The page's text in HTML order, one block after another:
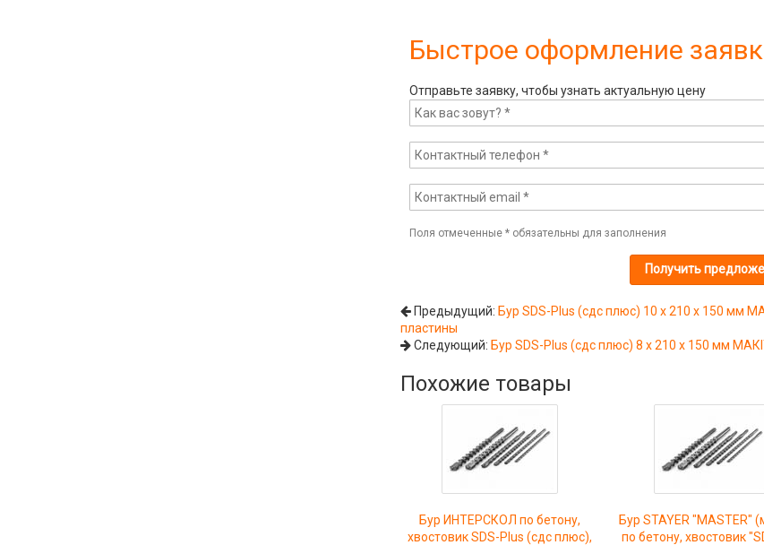
Быстрое оформление
Отправьте заявку, чтобы узнать актуальную цену
Поля отмеченные *обязательны для заполнения
Предыдущий: Бур SDS-Plus (сдс плюс) 10 х 210 х 150 мм
пластины
Следующий: Бур SDS-Plus (сдс плюс) 8 х 210 х 150 мм
Похожие товары
Бур ИНТЕРСКОЛ по бетону,
хвостовик SDS-Plus (сдс плюс),
Бур STAYER "MASTER"
по бетону, хвостовик